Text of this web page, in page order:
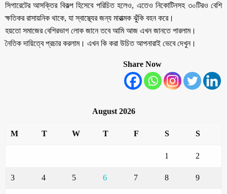
সিগারেটের আসক্তির বিকল্প হিসেবে পরিচিত হলেও, এতেও নিকোটিনসহ ৩০টিরও বেশি
ক্ষতিকর রাসায়নিক থাকে, যা স্বাস্থ্যের জন্য মারাত্মক ঝুঁকি বহন করে।
হয়তো সমাজের বেশিরভাগ লোক জানে তবে আমি আজ এখন জানতে পারলাম।
নৈতিক দায়িত্বে প্রচার করলাম। এখন কি করা উচিত আপনারাই ভেবে দেখুন।
Share Now
August 2026
M T W T F S S
1 2
3 4 5 6 7 8 9